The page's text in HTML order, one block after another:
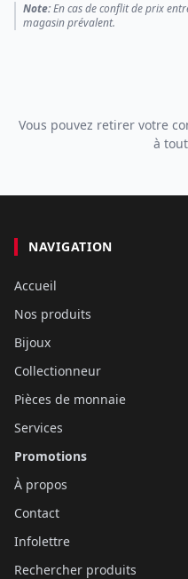
Note:En cas de conflit de prix
magasin prévalent.
Vous pouvez retirer votre
à
NAVIGATION
Accueil
Nos produits
Bijoux
Collectionneur
Pièces de monnaie
Services
Promotions
À propos
Contact
Infolettre
Rechercher produits